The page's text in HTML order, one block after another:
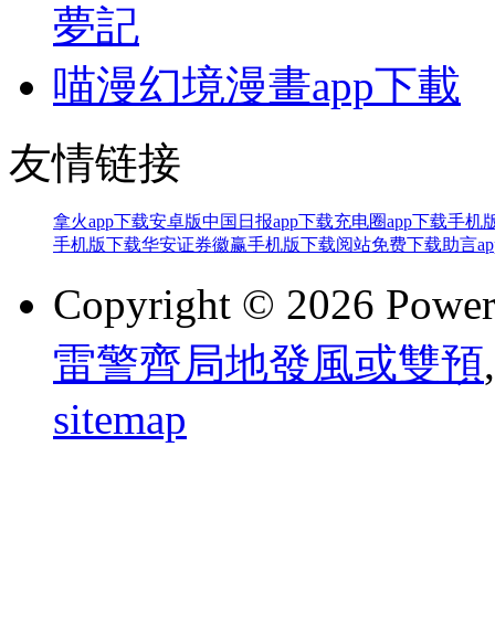
夢記
喵漫幻境漫畫app下載
友情链接
拿火app下载安卓版中国日报app下载充电圈app下载手机
手机版下载华安证券徽赢手机版下载阅站免费下载助言
Copyright © 2026
雷警齊局地發風或雙預,
sitemap